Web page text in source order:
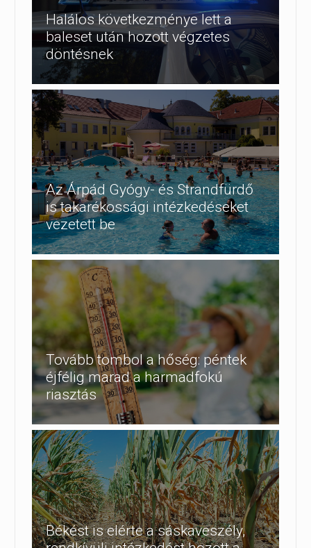
Halálos következménye lett a
baleset után hozott végzetes
döntésnek
Az Árpád Gyógy- és Strandfürdő
is takarékossági intézkedéseket
vezetett be
Tovább tombol a hőség: péntek
éjfélig marad a harmadfokú
riasztás
Békést is elérte a sáskaveszély,